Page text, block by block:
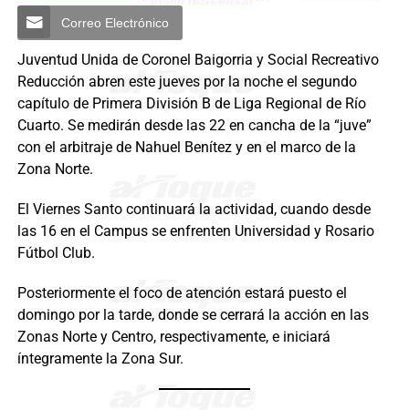
Correo Electrónico
Juventud Unida de Coronel Baigorria y Social Recreativo
Reducción abren este jueves por la noche el segundo
capítulo de Primera División B de Liga Regional de Río
Cuarto. Se medirán desde las 22 en cancha de la “juve”
con el arbitraje de Nahuel Benítez y en el marco de la
Zona Norte.
El Viernes Santo continuará la actividad, cuando desde
las 16 en el Campus se enfrenten Universidad y Rosario
Fútbol Club.
Posteriormente el foco de atención estará puesto el
domingo por la tarde, donde se cerrará la acción en las
Zonas Norte y Centro, respectivamente, e iniciará
íntegramente la Zona Sur.